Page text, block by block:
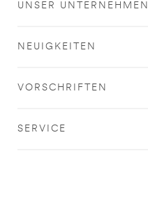
UNSER UNTERNEHMEN
NEUIGKEITEN
VORSCHRIFTEN
SERVICE